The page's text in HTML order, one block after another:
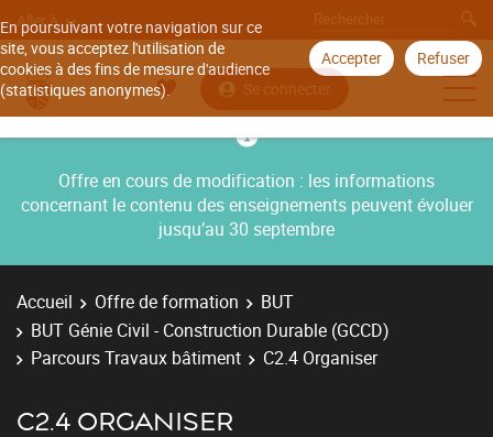
En poursuivant votre navigation sur ce
site, vous acceptez l'utilisation de
cookies à des fins de mesure d'audience
(statistiques anonymes).
Accepter Refuser
Aller à
Se connecter
Offre en cours de modification : les informations
concernant le contenu des enseignements peuvent évoluer
jusqu’au 30 septembre
Accueil Offre de formation
BUT
BUT Génie Civil - Construction Durable (GCCD)
Parcours Travaux bâtiment
C2.4 Organiser
C2.4 ORGANISER